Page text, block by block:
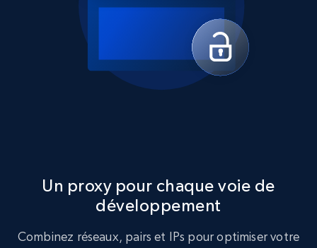
Un proxy pour chaque voie de
développement
Combinez réseaux, pairs et IPs pour optimiser votre